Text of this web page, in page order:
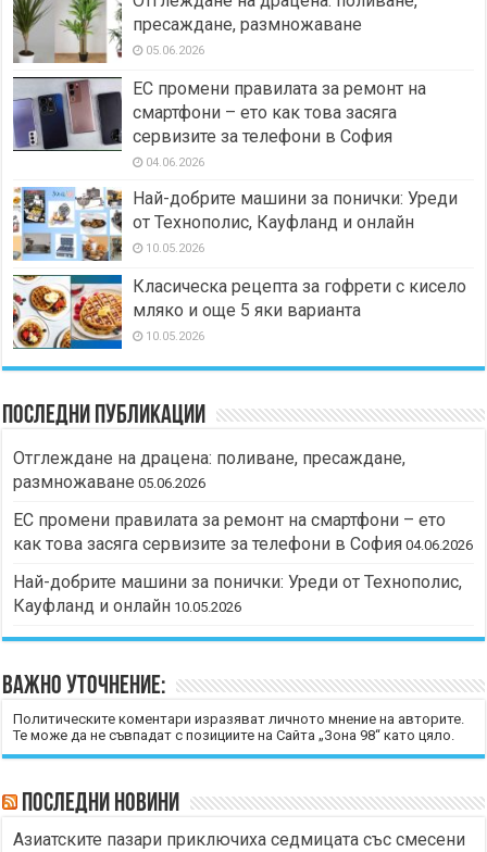
пресаждане, размножаване
05.06.2026
ЕС промени правилата за ремонт на
смартфони – ето как това засяга
сервизите за телефони в София
04.06.2026
Най-добрите машини за понички: Уреди
от Технополис, Кауфланд и онлайн
10.05.2026
Класическа рецепта за гофрети с кисело
мляко и още 5 яки варианта
10.05.2026
Последни публикации
Отглеждане на драцена: поливане, пресаждане,
размножаване 05.06.2026
ЕС промени правилата за ремонт на смартфони – ето
как това засяга сервизите за телефони в София 04.06.2026
Най-добрите машини за понички: Уреди от Технополис,
Кауфланд и онлайн 10.05.2026
Важно уточнение:
Политическите коментари изразяват личното мнение на авторите.
Те може да не съвпадат с позициите на Сайта „Зона 98“ като цяло.
Последни новини
Азиатските пазари приключиха седмицата със смесени